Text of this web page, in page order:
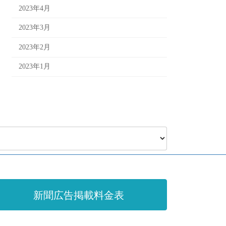
2023年4月
2023年3月
2023年2月
2023年1月
新聞広告掲載料金表